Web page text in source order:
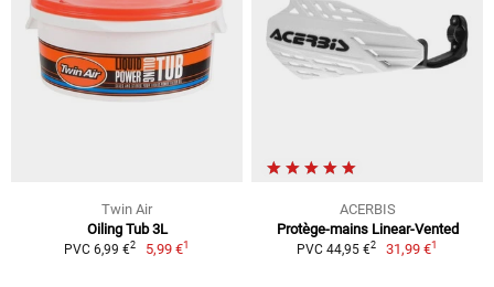
Twin Air
Oiling Tub 3L
PVC 6,99 €2 5,99 €1
ACERBIS
Protège-mains Linear-Vented
PVC 44,95 €2 31,99 €1